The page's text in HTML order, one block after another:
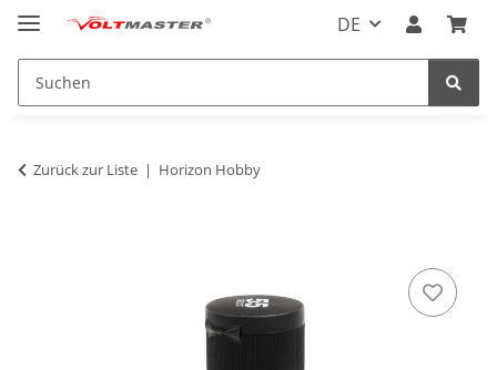
DE
Zurück zur Liste Horizon Hobby